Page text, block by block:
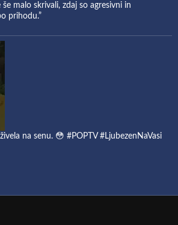
še malo skrivali, zdaj so agresivni in
prihodu.”
na senu. 😳 #POPTV #LjubezenNaVasi